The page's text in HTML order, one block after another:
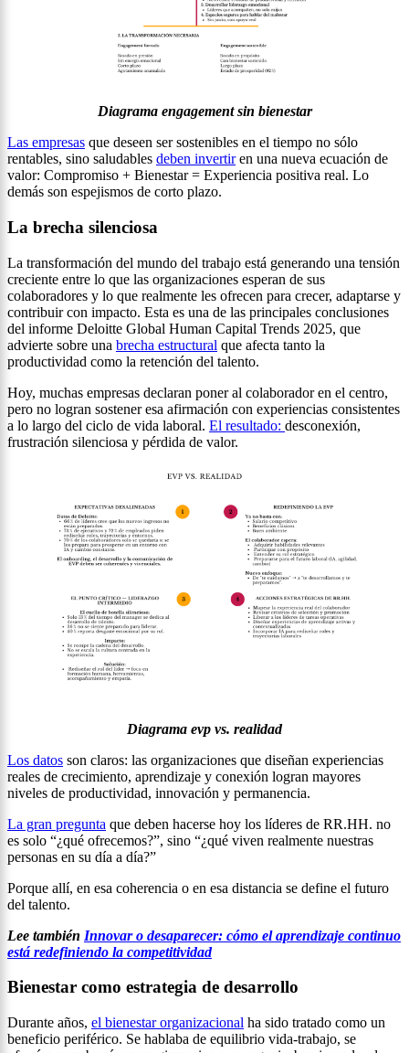
Diagrama engagement sin bienestar
Las empresas que deseen ser sostenibles en el tiempo no sólo
rentables, sino saludables deben invertiren una nueva ecuación de
valor: Compromiso + Bienestar = Experiencia positiva real. Lo
demás son espejismos de corto plazo.
La brecha silenciosa
La transformación del mundo del trabajo está generando una tensión
creciente entre lo que las organizaciones esperan de sus
colaboradores y lo que realmente les ofrecen para crecer, adaptarse y
contribuir con impacto. Esta es una de las principales conclusiones
del informe Deloitte Global Human Capital Trends 2025, que
advierte sobre una brecha estructural que afecta tanto la
productividad como la retención del talento.
Hoy, muchas empresas declaran poner al colaborador en el centro,
pero no logran sostener esa afirmación con experiencias consistentes
a lo largo del ciclo de vida laboral. El resultado: desconexión,
frustración silenciosa y pérdida de valor.
Diagrama evp vs. realidad
Los datos son claros: las organizaciones que diseñan experiencias
reales de crecimiento, aprendizaje y conexión logran mayores
niveles de productividad, innovación y permanencia.
La gran pregunta que deben hacerse hoy los líderes de RR.HH. no
es solo “¿qué ofrecemos?”, sino “¿qué viven realmente nuestras
personas en su día a día?”
Porque allí, en esa coherencia o en esa distancia se define el futuro
del talento.
Lee también Innovar o desaparecer: cómo el aprendizaje continuo
está redefiniendo la competitividad
Bienestar como estrategia de desarrollo
Durante años, el bienestar organizacional ha sido tratado como un
beneficio periférico. Se hablaba de equilibrio vida-trabajo, se